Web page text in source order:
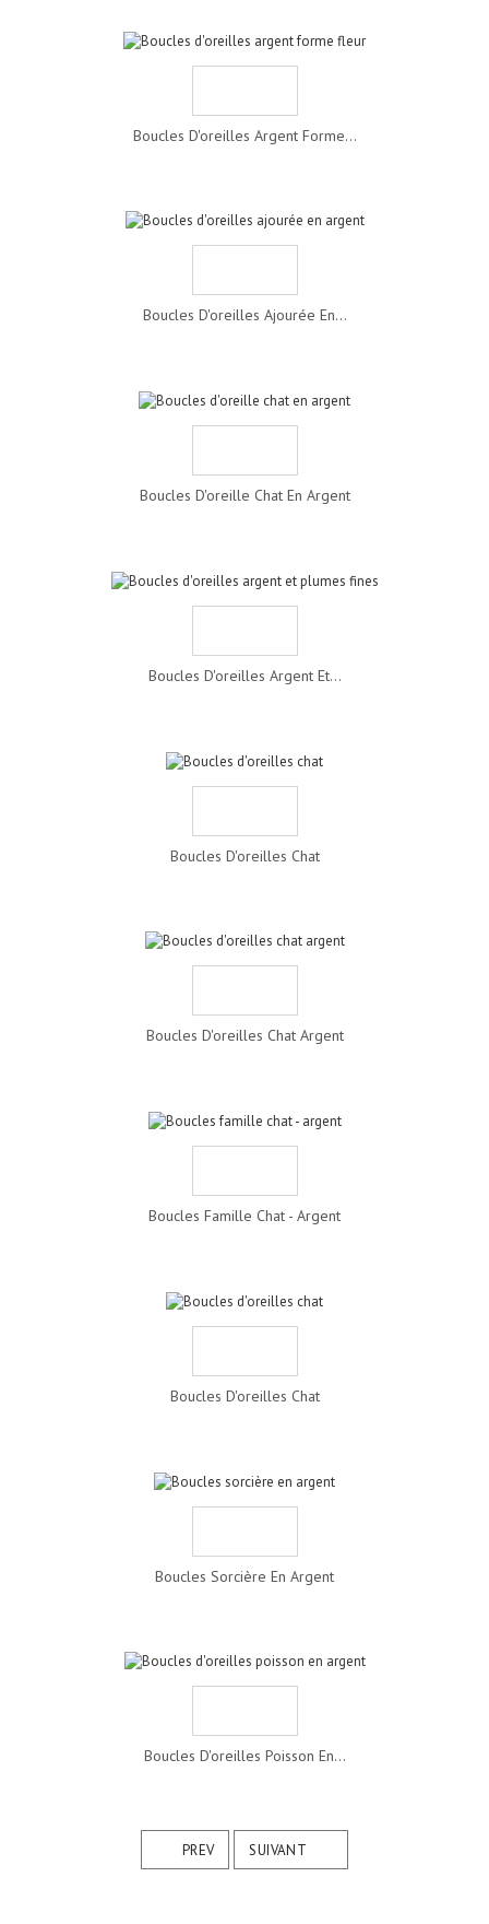
Boucles D'oreilles Argent Forme...
Boucles D'oreilles Ajourée En...
Boucles D'oreille Chat En Argent
Boucles D'oreilles Argent Et...
Boucles D'oreilles Chat
Boucles D'oreilles Chat Argent
Boucles Famille Chat - Argent
Boucles D'oreilles Chat
Boucles Sorcière En Argent
Boucles D'oreilles Poisson En...
PREV SUIVANT